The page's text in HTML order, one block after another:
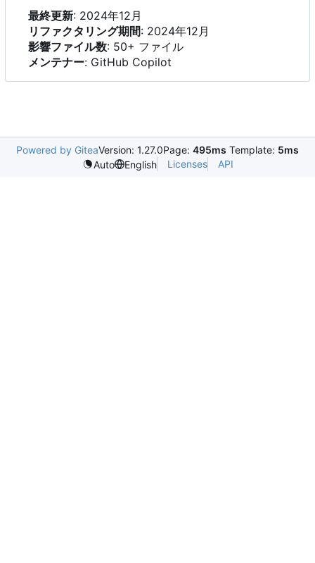
最終更新: 2024年12月
リファクタリング期間: 2024年12月
影響ファイル数: 50+ ファイル
メンテナー: GitHub Copilot
Powered by GiteaVersion: 1.27.0Page: 495ms Template: 5ms
Auto
English Licenses API